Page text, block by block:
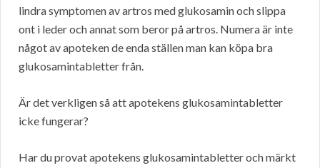
lindra symptomen av artros med glukosamin och slippa
ont i leder och annat som beror på artros. Numera är inte
något av apoteken de enda ställen man kan köpa bra
glukosamintabletter från.
Är det verkligen så att apotekens glukosamintabletter
icke fungerar?
Har du provat apotekens glukosamintabletter och märkt